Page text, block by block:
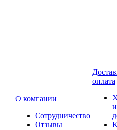
О компании
Сотрудничество
Отзывы
оплата
и